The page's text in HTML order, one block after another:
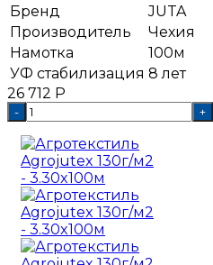
Бренд
JUTA
Производитель
Чехия
Намотка
100м
УФ стабилизация 8 лет
26 712 Р
- +